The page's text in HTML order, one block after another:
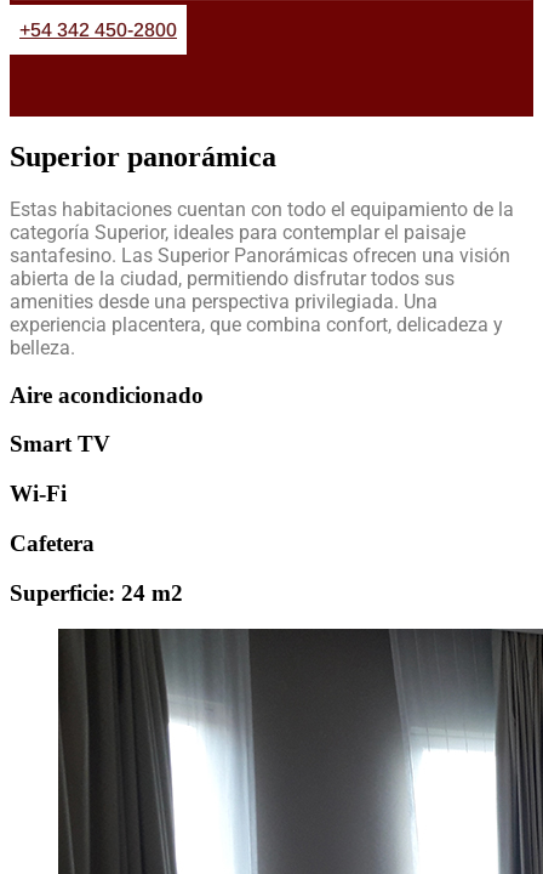
+54 342 450-2800
Superior panorámica
Estas habitaciones cuentan con todo el equipamiento de la
categoría Superior, ideales para contemplar el paisaje
santafesino. Las Superior Panorámicas ofrecen una visión
abierta de la ciudad, permitiendo disfrutar todos sus
amenities desde una perspectiva privilegiada. Una
experiencia placentera, que combina confort, delicadeza y
belleza.
Aire acondicionado
Smart TV
Wi-Fi
Cafetera
Superficie: 24 m2